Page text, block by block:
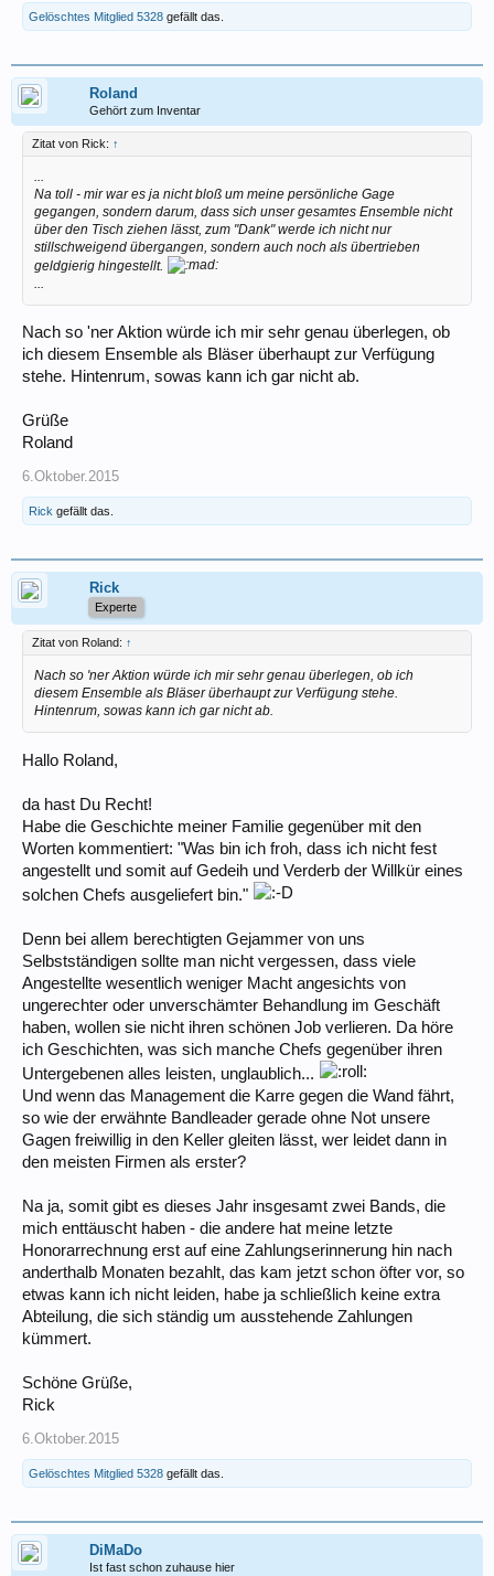
Gelöschtes Mitglied 5328 gefällt das.
Roland
Gehört zum Inventar
Zitat von Rick: ↑
Na toll - mir war es ja nicht bloß um meine persönliche Gage
gegangen, sondern darum, dass sich unser gesamtes Ensemble nicht
über den Tisch ziehen lässt, zum "Dank" werde ich nicht nur
stillschweigend übergangen, sondern auch noch als übertrieben
geldgierig hingestellt.
Nach so 'ner Aktion würde ich mir sehr genau überlegen, ob
ich diesem Ensemble als Bläser überhaupt zur Verfügung
stehe. Hintenrum, sowas kann ich gar nicht ab.
Grüße
Roland
6.Oktober.2015
Rick gefällt das.
Rick
Experte
Zitat von Roland: ↑
Nach so 'ner Aktion würde ich mir sehr genau überlegen, ob ich
diesem Ensemble als Bläser überhaupt zur Verfügung stehe.
Hintenrum, sowas kann ich gar nicht ab.
Hallo Roland,
da hast Du Recht!
Habe die Geschichte meiner Familie gegenüber mit den
Worten kommentiert: "Was bin ich froh, dass ich nicht fest
angestellt und somit auf Gedeih und Verderb der Willkür eines
solchen Chefs ausgeliefert bin."
Denn bei allem berechtigten Gejammer von uns
Selbstständigen sollte man nicht vergessen, dass viele
Angestellte wesentlich weniger Macht angesichts von
ungerechter oder unverschämter Behandlung im Geschäft
haben, wollen sie nicht ihren schönen Job verlieren. Da höre
ich Geschichten, was sich manche Chefs gegenüber ihren
Untergebenen alles leisten, unglaublich...
Und wenn das Management die Karre gegen die Wand fährt,
so wie der erwähnte Bandleader gerade ohne Not unsere
Gagen freiwillig in den Keller gleiten lässt, wer leidet dann in
den meisten Firmen als erster?
Na ja, somit gibt es dieses Jahr insgesamt zwei Bands, die
mich enttäuscht haben - die andere hat meine letzte
Honorarrechnung erst auf eine Zahlungserinnerung hin nach
anderthalb Monaten bezahlt, das kam jetzt schon öfter vor, so
etwas kann ich nicht leiden, habe ja schließlich keine extra
Abteilung, die sich ständig um ausstehende Zahlungen
kümmert.
Schöne Grüße,
Rick
6.Oktober.2015
Gelöschtes Mitglied 5328 gefällt das.
DiMaDo
Ist fast schon zuhause hier